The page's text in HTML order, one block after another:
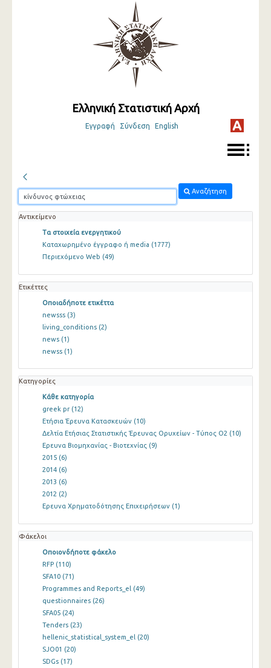
Ελληνική Στατιστική Αρχή
Εγγραφή Σύνδεση English
Αναζήτηση
Αντικείμενο
Τα στοιχεία ενεργητικού
Καταχωρημένο έγγραφο ή media (1777)
Περιεχόμενο Web (49)
Ετικέττες
Οποιαδήποτε ετικέττα
newsss (3)
living_conditions (2)
news (1)
newss (1)
Κατηγορίες
Κάθε κατηγορία
greek pr (12)
Ετήσια Έρευνα Κατασκευών (10)
Δελτία Ετήσιας Στατιστικής Έρευνας Ορυχείων - Τύπος Ο2 (10)
Ερευνα Βιομηχανίας - Βιοτεχνίας (9)
2015 (6)
2014 (6)
2013 (6)
2012 (2)
Ερευνα Χρηματοδότησης Επιχειρήσεων (1)
Φάκελοι
Οποιονδήποτε φάκελο
RFP (110)
SFA10 (71)
Programmes and Reports_el (49)
questionnaires (26)
SFA05 (24)
Tenders (23)
hellenic_statistical_system_el (20)
SJO01 (20)
SDGs (17)